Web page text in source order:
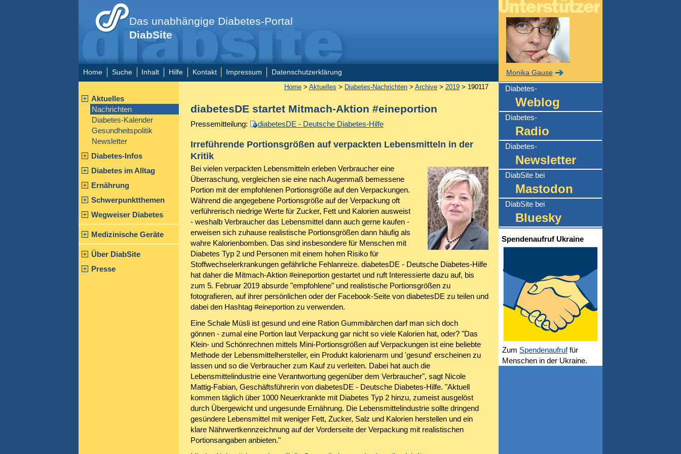
Das unabhängige Diabetes-Portal
DiabSite
Home Suche Inhalt Hilfe Kontakt Impressum Datenschutzerklärung
Aktuelles
Nachrichten
Diabetes-Kalender
Gesundheitspolitik
Newsletter
Diabetes-Infos
Diabetes im Alltag
Ernährung
Schwerpunktthemen
Wegweiser Diabetes
Medizinische Geräte
Über DiabSite
Presse
Home> Aktuelles > Diabetes-Nachrichten> Archive> 2019> 190117
diabetesDE startet Mitmach-Aktion #eineportion
Pressemitteilung: diabetesDE - Deutsche Diabetes-Hilfe
Irreführende Portionsgrößen auf verpackten Lebensmitteln in der
Kritik
Bei vielen verpackten Lebensmitteln erleben Verbraucher eine
Überraschung, vergleichen sie eine nach Augenmaß bemessene
Portion mit der empfohlenen Portionsgröße auf den Verpackungen.
Während die angegebene Portionsgröße auf der Verpackung oft
verführerisch niedrige Werte für Zucker, Fett und Kalorien ausweist
- weshalb Verbraucher das Lebensmittel dann auch gerne kaufen -
erweisen sich zuhause realistische Portionsgrößen dann häufig als
wahre Kalorienbomben. Das sind insbesondere für Menschen mit
Diabetes Typ 2 und Personen mit einem hohen Risiko für
Stoffwechselerkrankungen gefährliche Fehlanreize. diabetesDE - Deutsche Diabetes-Hilfe
hat daher die Mitmach-Aktion #eineportion gestartet und ruft Interessierte dazu auf, bis
zum 5. Februar 2019 absurde "empfohlene" und realistische Portionsgrößen zu
fotografieren, auf ihrer persönlichen oder der Facebook-Seite von diabetesDE zu teilen und
dabei den Hashtag #eineportion zu verwenden.
Eine Schale Müsli ist gesund und eine Ration Gummibärchen darf man sich doch
gönnen - zumal eine Portion laut Verpackung gar nicht so viele Kalorien hat, oder? "Das
Klein- und Schönrechnen mittels Mini-Portionsgrößen auf Verpackungen ist eine beliebte
Methode der Lebensmittelhersteller, ein Produkt kalorienarm und 'gesund' erscheinen zu
lassen und so die Verbraucher zum Kauf zu verleiten. Dabei hat auch die
Lebensmittelindustrie eine Verantwortung gegenüber dem Verbraucher", sagt Nicole
Mattig-Fabian, Geschäftsführerin von diabetesDE - Deutsche Diabetes-Hilfe. "Aktuell
kommen täglich über 1000 Neuerkrankte mit Diabetes Typ 2 hinzu, zumeist ausgelöst
durch Übergewicht und ungesunde Ernährung. Die Lebensmittelindustrie sollte dringend
gesündere Lebensmittel mit weniger Fett, Zucker, Salz und Kalorien herstellen und ein
klare Nährwertkennzeichnung auf der Vorderseite der Verpackung mit realistischen
Portionsangaben anbieten."
Monika Gause
Diabetes-
Weblog
Diabetes-
Radio
Diabetes-
Newsletter
DiabSite bei
Mastodon
DiabSite bei
Bluesky
Spendenaufruf Ukraine
Zum Spendenaufruffür
Menschen in der Ukraine.